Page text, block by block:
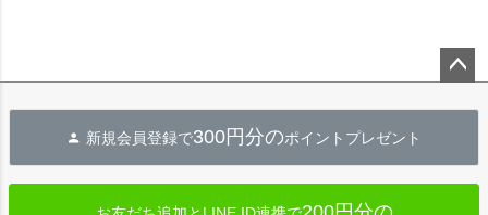
へ
新規会員登録で300円分のポイントプレゼント